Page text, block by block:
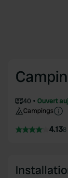
40
Ouvert
Campings
4.13